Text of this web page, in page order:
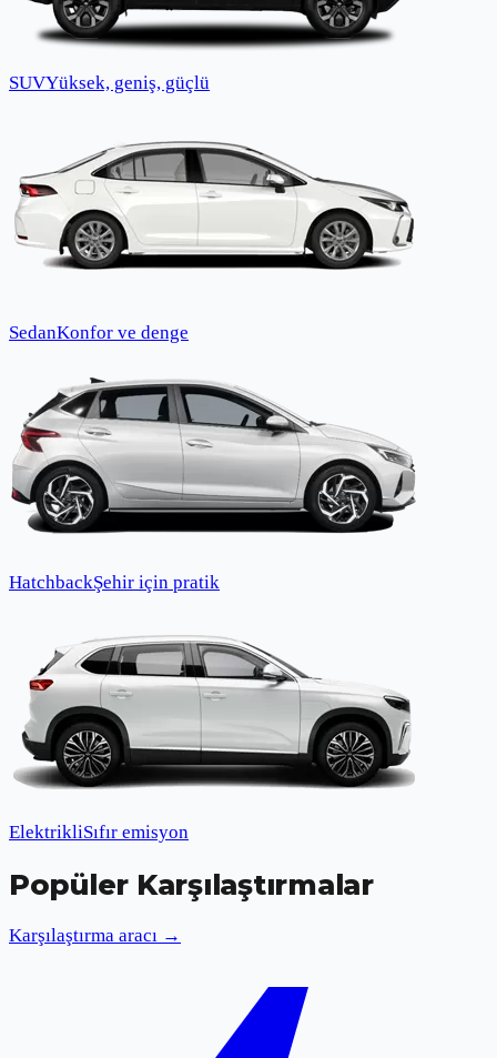
SUVYüksek, geniş, güçlü
SedanKonfor ve denge
HatchbackŞehir için pratik
ElektrikliSıfır emisyon
Popüler Karşılaştırmalar
Karşılaştırma aracı →